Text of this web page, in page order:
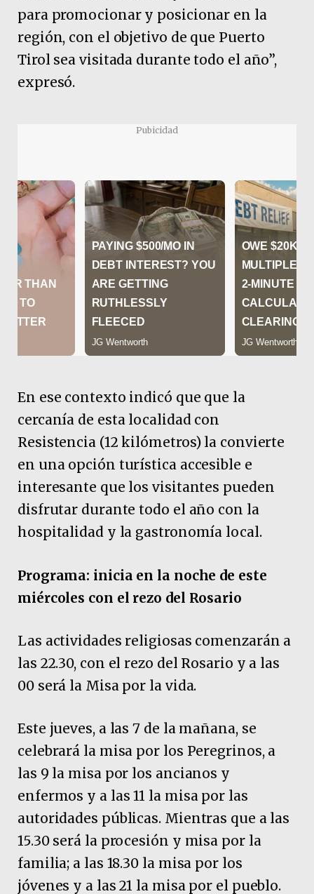
para promocionar y posicionar en la
región, con el objetivo de que Puerto
Tirol sea visitada durante todo el año”,
expresó.
Pubicidad
En ese contexto indicó que que la
cercanía de esta localidad con
Resistencia (12 kilómetros) la convierte
en una opción turística accesible e
interesante que los visitantes pueden
disfrutar durante todo el año con la
hospitalidad y la gastronomía local.
Programa: inicia en la noche de este
miércoles con el rezo del Rosario
Las actividades religiosas comenzarán a
las 22.30, con el rezo del Rosario y a las
00 será la Misa por la vida.
Este jueves, a las 7 de la mañana, se
celebrará la misa por los Peregrinos, a
las 9 la misa por los ancianos y
enfermos y a las 11 la misa por las
autoridades públicas. Mientras que a las
15.30 será la procesión y misa por la
familia; a las 18.30 la misa por los
jóvenes y a las 21 la misa por el pueblo.